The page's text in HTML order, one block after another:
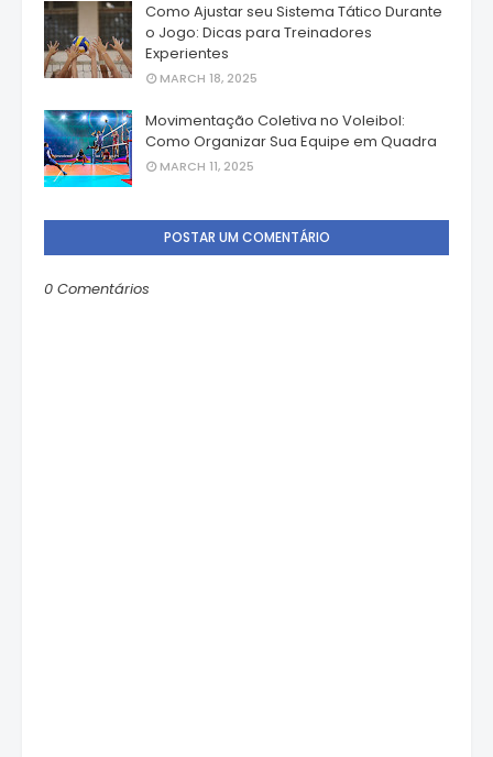
Como Ajustar seu Sistema Tático Durante
o Jogo: Dicas para Treinadores
Experientes
MARCH 18, 2025
Movimentação Coletiva no Voleibol:
Como Organizar Sua Equipe em Quadra
MARCH 11, 2025
POSTAR UM COMENTÁRIO
0 Comentários